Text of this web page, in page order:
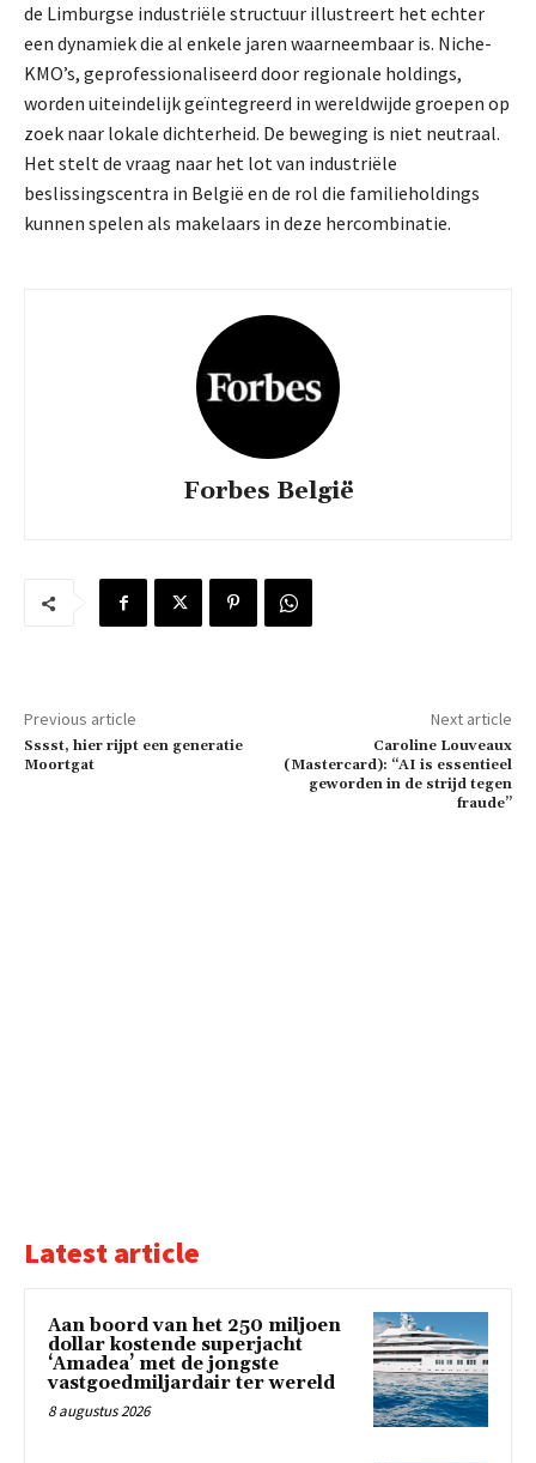
de Limburgse industriële structuur illustreert het echter
een dynamiek die al enkele jaren waarneembaar is. Niche-
KMO’s, geprofessionaliseerd door regionale holdings,
worden uiteindelijk geïntegreerd in wereldwijde groepen op
zoek naar lokale dichterheid. De beweging is niet neutraal.
Het stelt de vraag naar het lot van industriële
beslissingscentra in België en de rol die familieholdings
kunnen spelen als makelaars in deze hercombinatie.
Forbes België
Previous article
Sssst, hier rijpt een generatie
Moortgat
Next article
Caroline Louveaux
(Mastercard): “AI is essentieel
geworden in de strijd tegen
fraude”
Latest article
Aan boord van het 250 miljoen
dollar kostende superjacht
‘Amadea’ met de jongste
vastgoedmiljardair ter wereld
8 augustus 2026